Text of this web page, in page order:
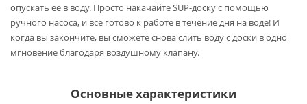
опускать ее в воду. Просто накачайте SUP-доску с помощью
ручного насоса, и все готово к работе в течение дня на воде! И
когда вы закончите, вы сможете снова слить воду с доски в одно
мгновение благодаря воздушному клапану.
Основные характеристики